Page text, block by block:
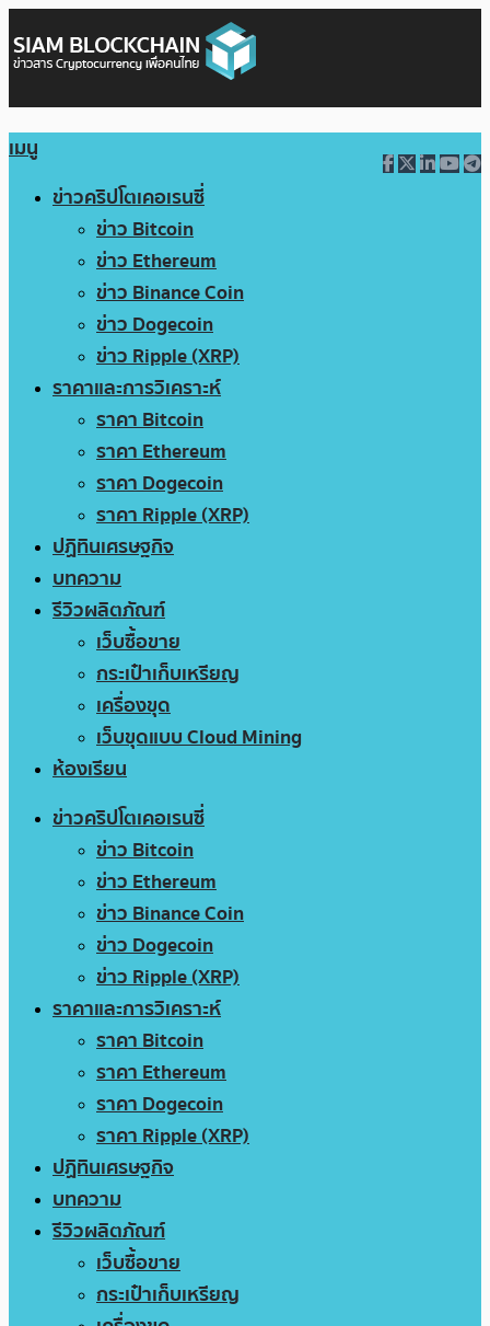
เมนู
ข่าวคริปโตเคอเรนซี่
ข่าว Bitcoin
ข่าว Ethereum
ข่าว Binance Coin
ข่าว Dogecoin
ข่าว Ripple (XRP)
ราคาและการวิเคราะห์
ราคา Bitcoin
ราคา Ethereum
ราคา Dogecoin
ราคา Ripple (XRP)
ปฏิทินเศรษฐกิจ
บทความ
รีวิวผลิตภัณฑ์
เว็บซื้อขาย
กระเป๋าเก็บเหรียญ
เครื่องขุด
เว็บขุดแบบ Cloud Mining
ห้องเรียน
ข่าวคริปโตเคอเรนซี่
ข่าว Bitcoin
ข่าว Ethereum
ข่าว Binance Coin
ข่าว Dogecoin
ข่าว Ripple (XRP)
ราคาและการวิเคราะห์
ราคา Bitcoin
ราคา Ethereum
ราคา Dogecoin
ราคา Ripple (XRP)
ปฏิทินเศรษฐกิจ
บทความ
รีวิวผลิตภัณฑ์
เว็บซื้อขาย
กระเป๋าเก็บเหรียญ